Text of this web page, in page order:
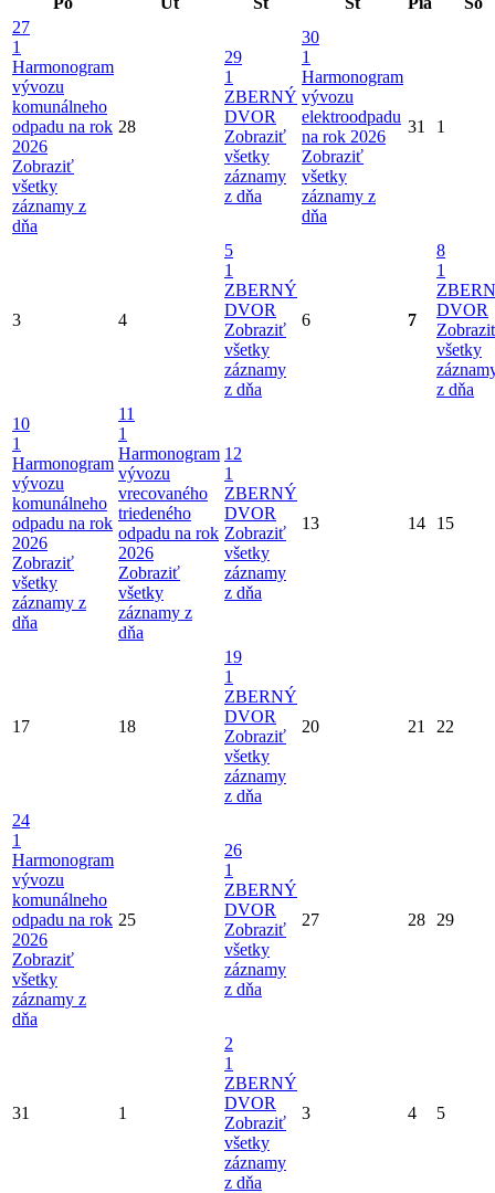
27
1
Harmonogram
vývozu
komunálneho
odpadu na rok
2026
Zobraziť
všetky
záznamy z
dňa
28
29
1
ZBERNÝ
DVOR
Zobraziť
všetky
záznamy
z dňa
30
1
Harmonogram
vývozu
elektroodpadu
na rok 2026
Zobraziť
všetky
záznamy z
dňa
31 1
3 4
5
1
ZBERNÝ
DVOR
Zobraziť
všetky
záznamy
z dňa
6 7
8
1
DVOR
všetky
z dňa
10
1
Harmonogram
vývozu
komunálneho
odpadu na rok
2026
Zobraziť
všetky
záznamy z
dňa
11
1
Harmonogram
vývozu
vrecovaného
triedeného
odpadu na rok
2026
Zobraziť
všetky
záznamy z
dňa
12
1
ZBERNÝ
DVOR
Zobraziť
všetky
záznamy
z dňa
13 14 15
17 18
19
1
ZBERNÝ
DVOR
Zobraziť
všetky
záznamy
z dňa
20 21 22
24
1
Harmonogram
vývozu
komunálneho
odpadu na rok
2026
Zobraziť
všetky
záznamy z
dňa
25
26
1
ZBERNÝ
DVOR
Zobraziť
všetky
záznamy
z dňa
27 28 29
31 1
2
1
ZBERNÝ
DVOR
Zobraziť
všetky
záznamy
z dňa
3 4 5